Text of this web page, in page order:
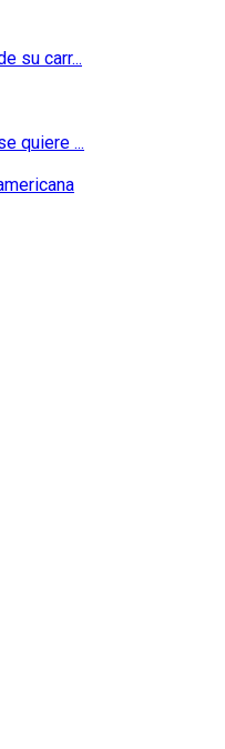
su carr...
quiere ...